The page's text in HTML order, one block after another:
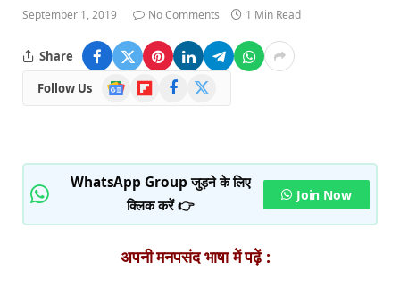
September 1, 2019 No Comments 1 Min Read
Share
Follow Us
Google
News
FlipboardFacebook
WhatsApp Group जुड़ने के लिए
क्लिक करें 👉
Join Now
अपनी मनपसंद भाषा में पढ़ें :